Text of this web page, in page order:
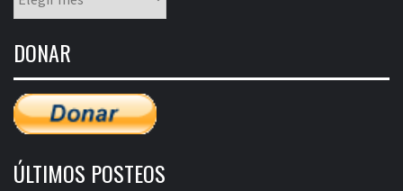
mensual
entradas
DONAR
ÚLTIMOS POSTEOS